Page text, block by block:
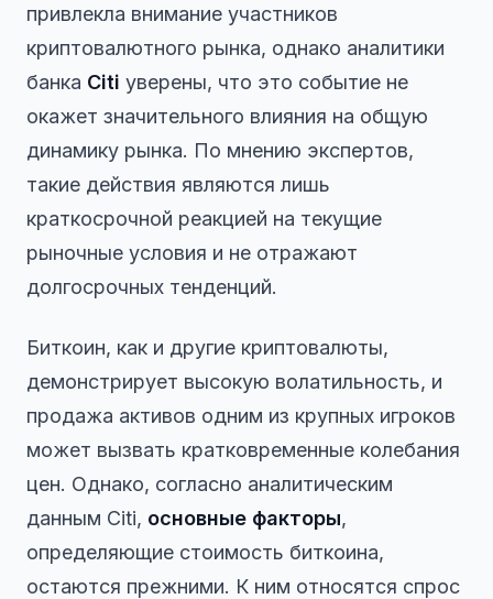
привлекла внимание участников
криптовалютного рынка, однако аналитики
банка Citi уверены, что это событие не
окажет значительного влияния на общую
динамику рынка. По мнению экспертов,
такие действия являются лишь
краткосрочной реакцией на текущие
рыночные условия и не отражают
долгосрочных тенденций.
Биткоин, как и другие криптовалюты,
демонстрирует высокую волатильность, и
продажа активов одним из крупных игроков
может вызвать кратковременные колебания
цен. Однако, согласно аналитическим
данным Citi, основные факторы,
определяющие стоимость биткоина,
остаются прежними. К ним относятся спрос